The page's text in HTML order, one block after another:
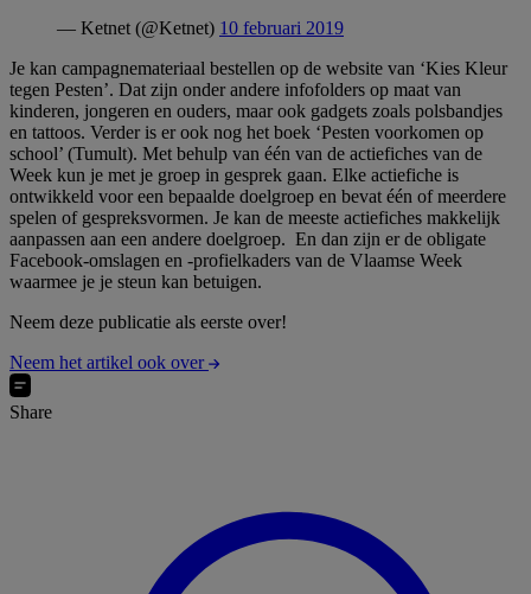
— Ketnet (@Ketnet) 10 februari 2019
Je kan campagnemateriaal bestellen op de website van ‘Kies Kleur
tegen Pesten’. Dat zijn onder andere infofolders op maat van
kinderen, jongeren en ouders, maar ook gadgets zoals polsbandjes
en tattoos. Verder is er ook nog het boek ‘Pesten voorkomen op
school’ (Tumult). Met behulp van één van de actiefiches van de
Week kun je met je groep in gesprek gaan. Elke actiefiche is
ontwikkeld voor een bepaalde doelgroep en bevat één of meerdere
spelen of gespreksvormen. Je kan de meeste actiefiches makkelijk
aanpassen aan een andere doelgroep. En dan zijn er de obligate
Facebook-omslagen en -profielkaders van de Vlaamse Week
waarmee je je steun kan betuigen.
Neem deze publicatie als eerste over!
Neem het artikel ook over
Share